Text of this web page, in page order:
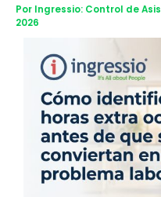
Por Ingressio: Control de
2026